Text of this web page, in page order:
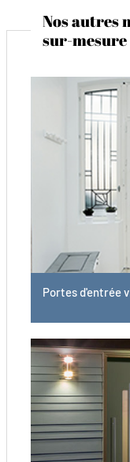
Nos autres
sur-mesure
Portes d'entrée